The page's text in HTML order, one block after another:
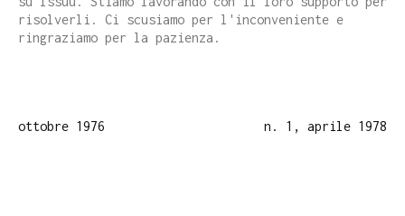
risolverli. Ci scusiamo per l'inconveniente e
ringraziamo per la pazienza.
ottobre 1976 n. 1, aprile 1978